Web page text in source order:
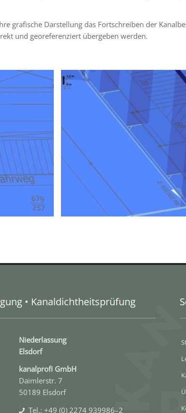
grafi­sche Darstellung das Fortschreiben der
und geore­fe­ren­ziert über­ge­ben werden.
• Kanaldichtheitsprüfung
Niederlassung
Elsdorf
kanal­profi GmbH
Daimlerstr. 7
50189 Elsdorf
Tel.: +49 (0) 2274 939986–2